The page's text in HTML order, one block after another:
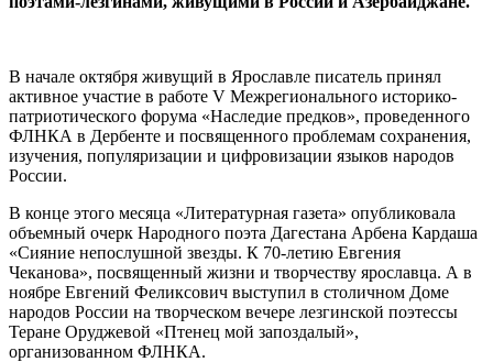
В начале октября живущий в Ярославле писатель принял
активное участие в работе V Межрегионального историко-
патриотического форума «Наследие предков», проведенного
ФЛНКА в Дербенте и посвященного проблемам сохранения,
изучения, популяризации и цифровизации языков народов
России.
В конце этого месяца «Литературная газета» опубликовала
объемный очерк Народного поэта Дагестана Арбена Кардаша
«Сияние непослушной звезды. К 70-летию Евгения
Чеканова», посвященный жизни и творчеству ярославца. А в
ноябре Евгений Феликсович выступил в столичном Доме
народов России на творческом вечере лезгинской поэтессы
Теране Оруджевой «Птенец мой запоздалый»,
организованном ФЛНКА.